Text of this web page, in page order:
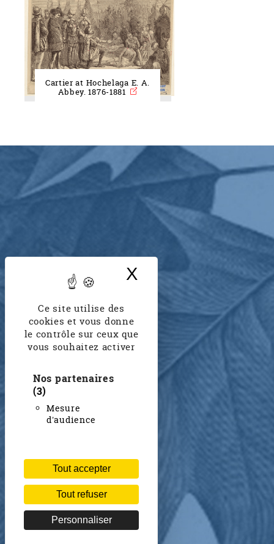
Ce site utilise des
cookies et vous donne
le contrôle sur ceux que
vous souhaitez activer
Nos partenaires
(3)
Mesure
d'audience
Tout accepter
Tout refuser
Personnaliser
X Masquer le
Cartier at Hochelaga E. A.
Abbey. 1876-1881